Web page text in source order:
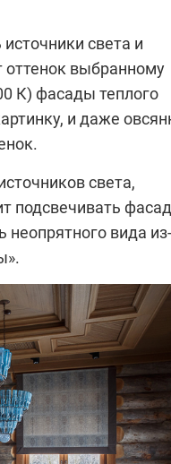
света и
выбранному
К) фасады теплого
и даже
света,
подсвечивать
вида